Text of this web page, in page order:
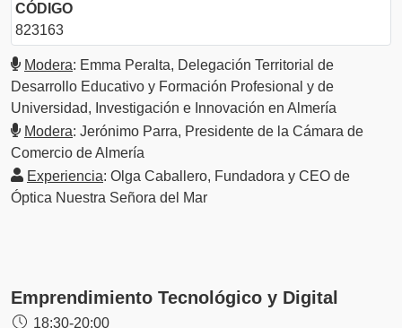
CÓDIGO
823163
Modera: Emma Peralta, Delegación Territorial de
Desarrollo Educativo y Formación Profesional y de
Universidad, Investigación e Innovación en Almería
Modera: Jerónimo Parra, Presidente de la Cámara de
Comercio de Almería
Experiencia: Olga Caballero, Fundadora y CEO de
Óptica Nuestra Señora del Mar
Emprendimiento Tecnológico y Digital
18:30-20:00